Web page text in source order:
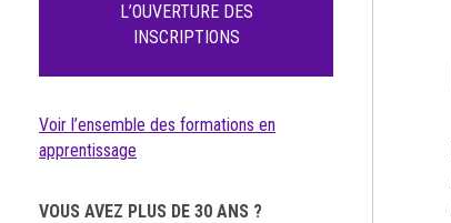
L’OUVERTURE DES
INSCRIPTIONS
Voir l’ensemble des formations en
apprentissage
VOUS AVEZ PLUS DE 30 ANS ?